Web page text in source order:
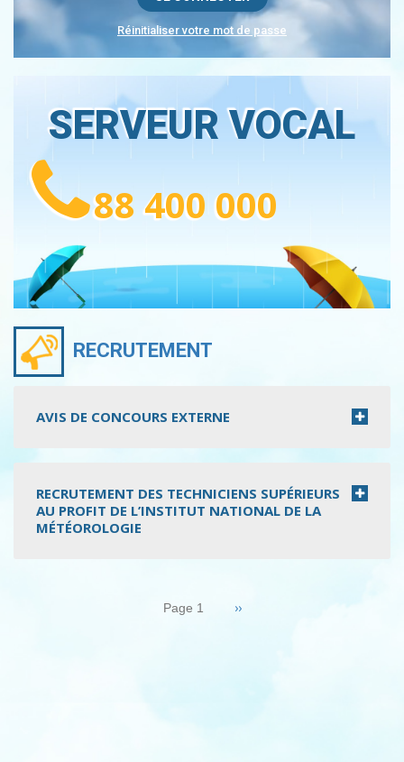
Réinitialiser votre mot de passe
SERVEUR VOCAL
88 400 000
RECRUTEMENT
AVIS DE CONCOURS EXTERNE
RECRUTEMENT DES TECHNICIENS SUPÉRIEURS
AU PROFIT DE L’INSTITUT NATIONAL DE LA
MÉTÉOROLOGIE
Page 1 Page
››